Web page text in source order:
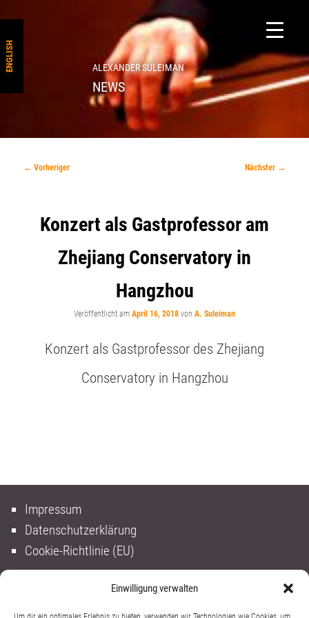
Einwilligung verwalten
ENGLISH ALEXANDER SULEIMAN
NEWS
Beitragsnavigation
← Vorheriger Nächster →
Konzert als Gastprofessor am
Zhejiang Conservatory in
Hangzhou
Veröffentlicht am April 16, 2018 von A. Suleiman
Konzert als Gastprofessor des Zhejiang
Conservatory in Hangzhou
Impressum
Datenschutzerklärung
Cookie-Richtlinie (EU)